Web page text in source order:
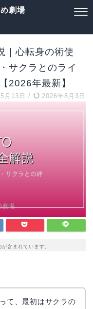
劇場
｜心転身の術使
サクラとのライ
2026年最新】
月13日 / 2026年8月3日
含まれています。
て、最初はサクラの